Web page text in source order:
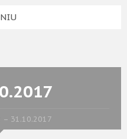
– 31.10.2017